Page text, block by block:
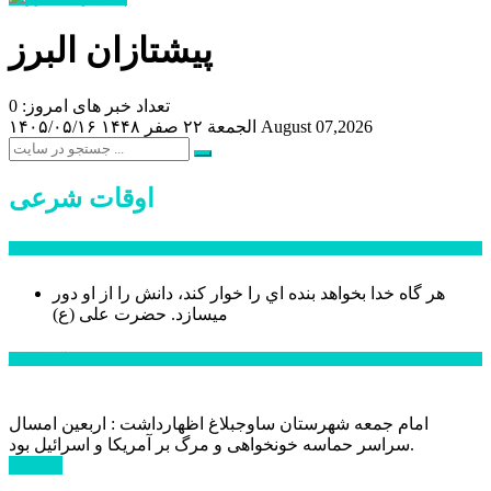
پیشتازان البرز
تعداد خبر های امروز: 0
۱۴۰۵/۰۵/۱۶
الجمعة ۲۲ صفر ۱۴۴۸ August 07,2026
اوقات شرعی
هر گاه خدا بخواهد بنده اي را خوار كند، دانش را از او دور
میسازد. حضرت علی (ع)
امام جمعه شهرستان ساوجبلاغ اظهارداشت : اربعین امسال
سراسر حماسه خونخواهی و مرگ بر آمریکا و اسرائیل بود.